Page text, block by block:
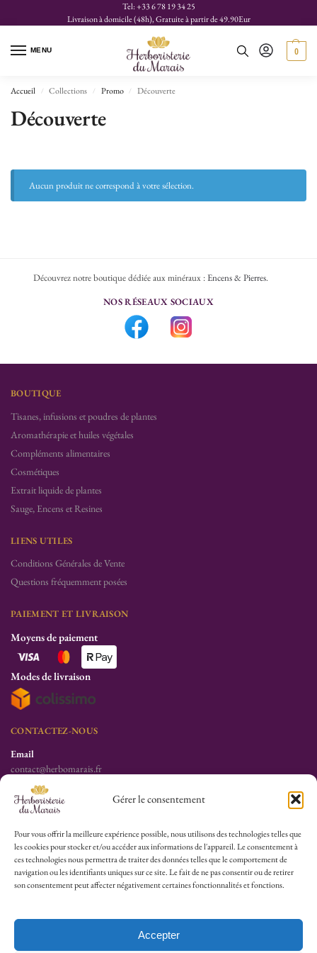
Gérer le consentement
Pour vous offrir la meilleure expérience possible, nous utilisons des technologies telles que
les cookies pour stocker et/ou accéder aux informations de l'appareil. Le consentement à
ces technologies nous permettra de traiter des données telles que le comportement de
navigation ou les identifiants uniques sur ce site. Le fait de ne pas consentir ou de retirer
son consentement peut affecter négativement certaines fonctionnalités et fonctions.
Accepter
Tel: +33 6 78 19 34 25
Livraison à domicile (48h), Gratuite à partir de 49.90Eur
MENU 0
Accueil / Collections / Promo / Découverte
Découverte
Aucun produit ne correspond à votre sélection.
Découvrez notre boutique dédiée aux minéraux :Encens & Pierres.
NOS RÉSEAUX SOCIAUX
BOUTIQUE
Tisanes, infusions et poudres de plantes
Aromathérapie et huiles végétales
Compléments alimentaires
Cosmétiques
Extrait liquide de plantes
Sauge, Encens et Resines
LIENS UTILES
Conditions Générales de Vente
Questions fréquemment posées
PAIEMENT ET LIVRAISON
Moyens de paiement
Modes de livraison
CONTACTEZ-NOUS
Email
contact@herbomarais.fr
Téléphone
+33 6 78 19 34 25
S’adresser à l’herboristerie :
6 rue des Filles du Calvaire
75003 Paris
France
Lu-Sa : 10h30/13h30 – 14h30/19h30
Dim (Oct à Mai) : 12h/17h30